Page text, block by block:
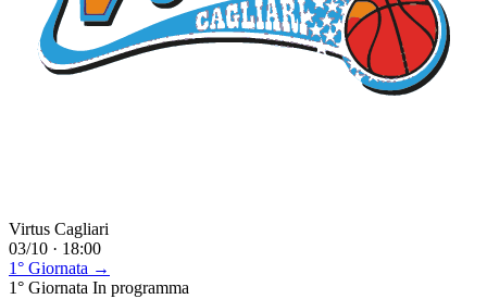
Virtus Cagliari
03/10 · 18:00
1° Giornata →
1° Giornata In programma